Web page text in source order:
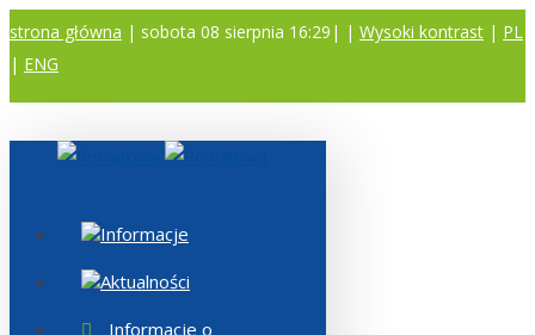
strona główna | sobota 08 sierpnia 16:29| | Wysoki kontrast | PL
| ENG
Informacje
Aktualności
Informacje o